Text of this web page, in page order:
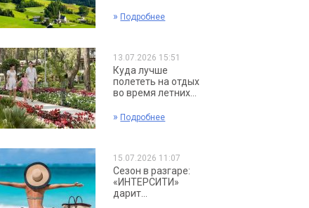
» Подробнее
13.07.2026 15:51
Куда лучше
полететь на отдых
во время летних...
» Подробнее
15.07.2026 11:07
Сезон в разгаре:
«ИНТЕРСИТИ»
дарит...